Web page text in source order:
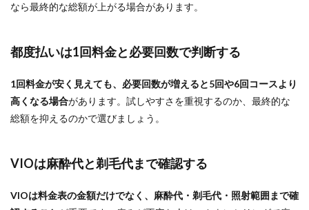
なら最終的な総額が上がる場合があります。
都度払いは1回料金と必要回数で判断する
1回料金が安く見えても、必要回数が増えると5回や6回コースより
高くなる場合があります。試しやすさを重視するのか、最終的な
総額を抑えるのかで選びましょう。
VIOは麻酔代と剃毛代まで確認する
VIOは料金表の金額だけでなく、麻酔代・剃毛代・照射範囲まで確